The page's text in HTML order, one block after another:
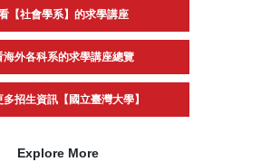
【社會學系】的求學講座
海外各科系的求學講座總覽
多招生資訊【國立臺灣大學】
Explore More